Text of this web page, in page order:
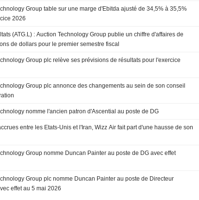
Group table sur une marge d'Ebitda ajusté de 34,5% à 35,5%
2026
(ATG.L) : Auction Technology Group publie un chiffre d'affaires de
de dollars pour le premier semestre fiscal
Group plc relève ses prévisions de résultats pour l'exercice
Group plc annonce des changements au sein de son conseil
nomme l'ancien patron d'Ascential au poste de DG
entre les Etats-Unis et l'Iran, Wizz Air fait part d'une hausse de son
Group nomme Duncan Painter au poste de DG avec effet
Group plc nomme Duncan Painter au poste de Directeur
effet au 5 mai 2026